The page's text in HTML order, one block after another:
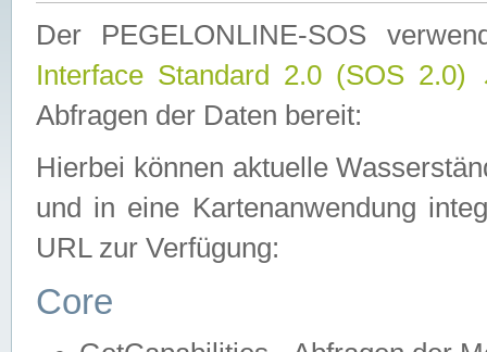
Der PEGELONLINE-SOS
Interface Standard 2.0 (SOS 2.0)
Abfragen der Daten bereit:
Hierbei können aktuelle
und in eine Kartenanwendung
URL zur Verfügung:
Core